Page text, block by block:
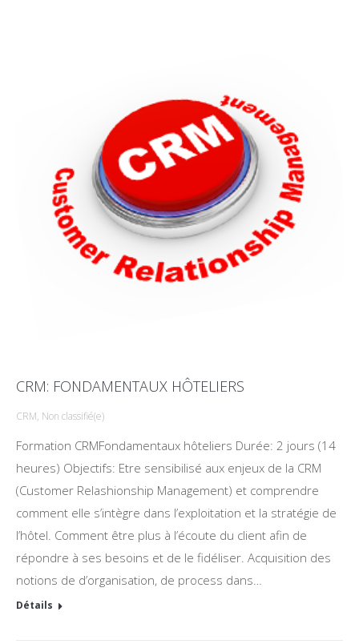
CRM: FONDAMENTAUX HÔTELIERS
CRM, Non classifié(e)
Formation CRMFondamentaux hôteliers Durée: 2 jours (14
heures) Objectifs: Etre sensibilisé aux enjeux de la CRM
(Customer Relashionship Management) et comprendre
comment elle s’intègre dans l’exploitation et la stratégie de
l’hôtel. Comment être plus à l’écoute du client afin de
répondre à ses besoins et de le fidéliser. Acquisition des
notions de d’organisation, de process dans…
Détails